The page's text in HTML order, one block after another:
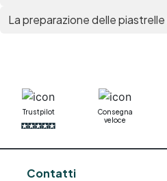
La preparazione delle
Trustpilot
Consegna
veloce
Contatti